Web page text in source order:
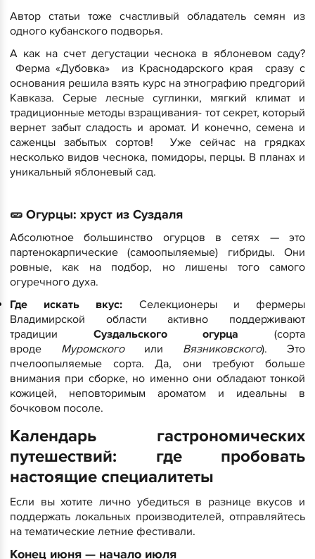
Автор статьи тоже счастливый обладатель семян из
одного кубанского подворья.
А как на счет дегустации чеснока в яблоневом саду?
Ферма «Дубовка» из Краснодарского края сразу с
основания решила взять курс на этнографию предгорий
Кавказа. Серые лесные суглинки, мягкий климат и
традиционные методы взращивания- тот секрет, который
вернет забыт сладость и аромат. И конечно, семена и
саженцы забытых сортов! Уже сейчас на грядках
несколько видов чеснока, помидоры, перцы. В планах и
уникальный яблоневый сад.
​🥒 Огурцы: хруст из Суздаля
​Абсолютное большинство огурцов в сетях — это
партенокарпические (самоопыляемые) гибриды. Они
ровные, как на подбор, но лишены того самого
огуречного духа.
Где искать вкус: Селекционеры и фермеры
Владимирской области активно поддерживают
традиции Суздальского огурца (сорта
вроде Муромскогоили Вязниковского). Это
пчелоопыляемые сорта. Да, они требуют больше
внимания при сборке, но именно они обладают тонкой
кожицей, неповторимым ароматом и идеальны в
бочковом посоле.
​Календарь гастрономических
путешествий: где пробовать
настоящие специалитеты
​Если вы хотите лично убедиться в разнице вкусов и
поддержать локальных производителей, отправляйтесь
на тематические летние фестивали.
​Конец июня — начало июля